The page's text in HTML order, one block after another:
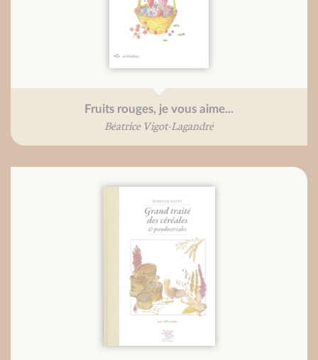
Fruits rouges, je vous aime...
Béatrice Vigot-Lagandré